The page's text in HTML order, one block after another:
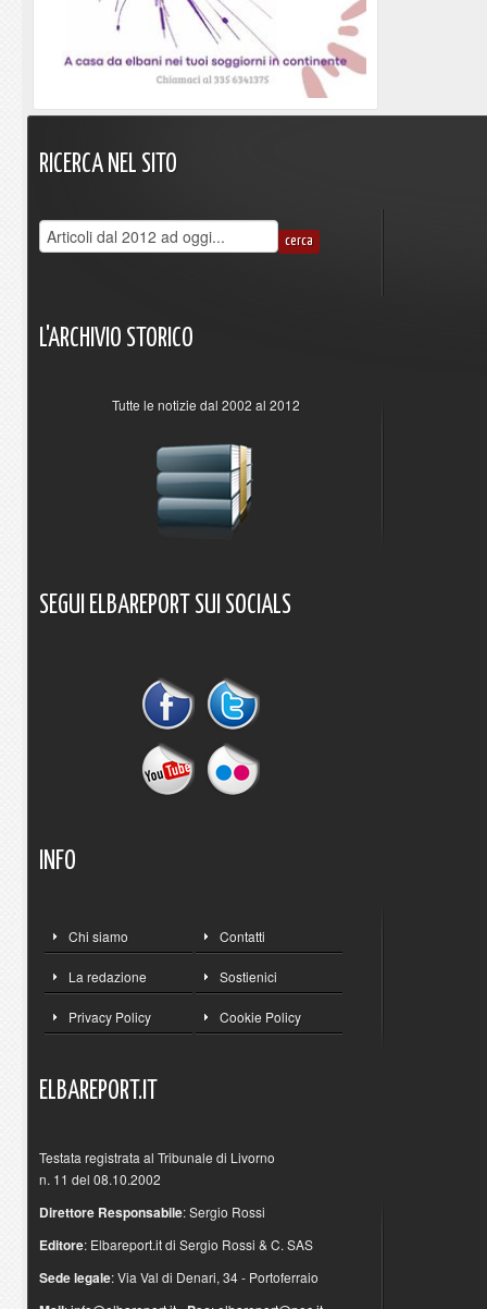
RICERCA NEL SITO
L'ARCHIVIO STORICO
Tutte le notizie dal 2002 al 2012
SEGUI ELBAREPORT SUI SOCIALS
INFO
Chi siamo Contatti
La redazione Sostienici
Privacy Policy Cookie Policy
ELBAREPORT.IT
Testata registrata al Tribunale di Livorno
n. 11 del 08.10.2002
Direttore Responsabile: Sergio Rossi
Editore: Elbareport.it di Sergio Rossi & C. SAS
Sede legale: Via Val di Denari, 34 - Portoferraio